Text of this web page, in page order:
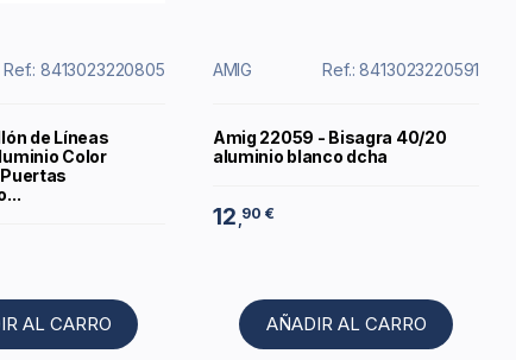
Ref.: 8413023220805
de Líneas
Color
AL CARRO
AMIG Ref.: 8413023220591
Amig 22059 - Bisagra 40/20
aluminio blanco dcha
12 ,90 €
AÑADIR AL CARRO